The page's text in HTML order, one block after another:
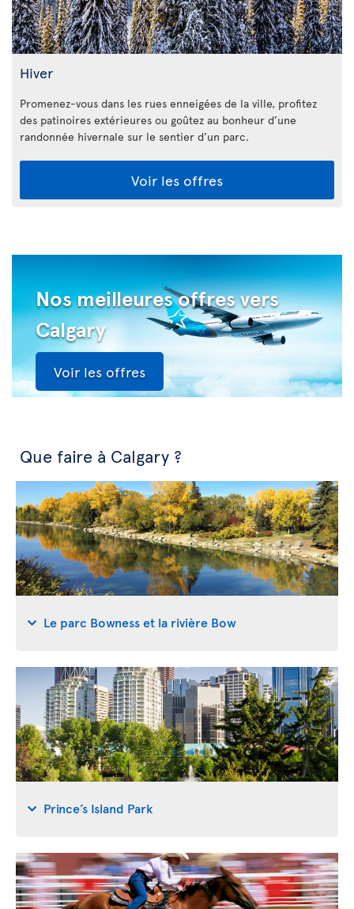
Hiver
Promenez-vous dans les rues enneigées de la ville, profitez
des patinoires extérieures ou goûtez au bonheur d’une
randonnée hivernale sur le sentier d’un parc.
Voir les offres
Nos meilleures offres vers
Calgary
Voir les offres
Que faire à Calgary ?
Le parc Bowness et la rivière Bow
Prince’s Island Park